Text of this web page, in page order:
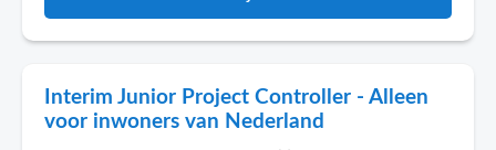
Interim Junior Project Controller - Alleen
voor inwoners van Nederland